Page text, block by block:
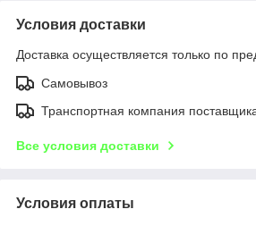
Условия доставки
Доставка осуществляется только по
Самовывоз
Транспортная компания
Все условия доставки
Условия оплаты